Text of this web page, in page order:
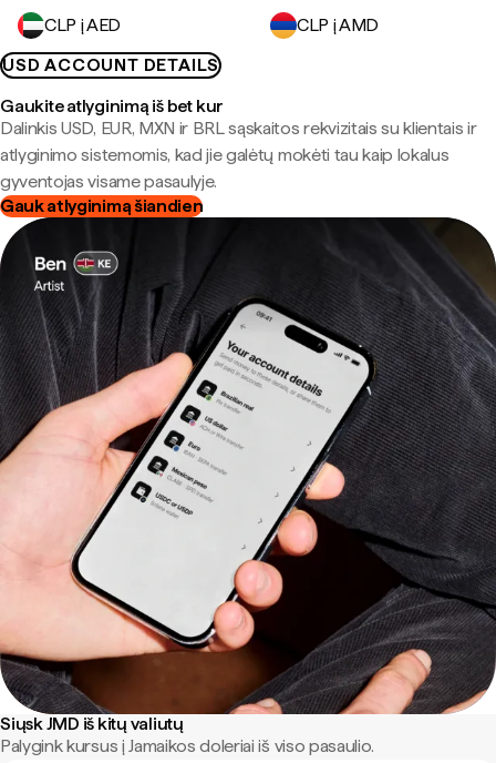
CLP į AED
CLP į AMD
USD ACCOUNT DETAILS
Gaukite atlyginimą iš bet kur
Dalinkis USD, EUR, MXN ir BRL sąskaitos rekvizitais su klientais ir
atlyginimo sistemomis, kad jie galėtų mokėti tau kaip lokalus
gyventojas visame pasaulyje.
Gauk atlyginimą šiandien
Siųsk JMD iš kitų valiutų
Palygink kursus į Jamaikos doleriai iš viso pasaulio.